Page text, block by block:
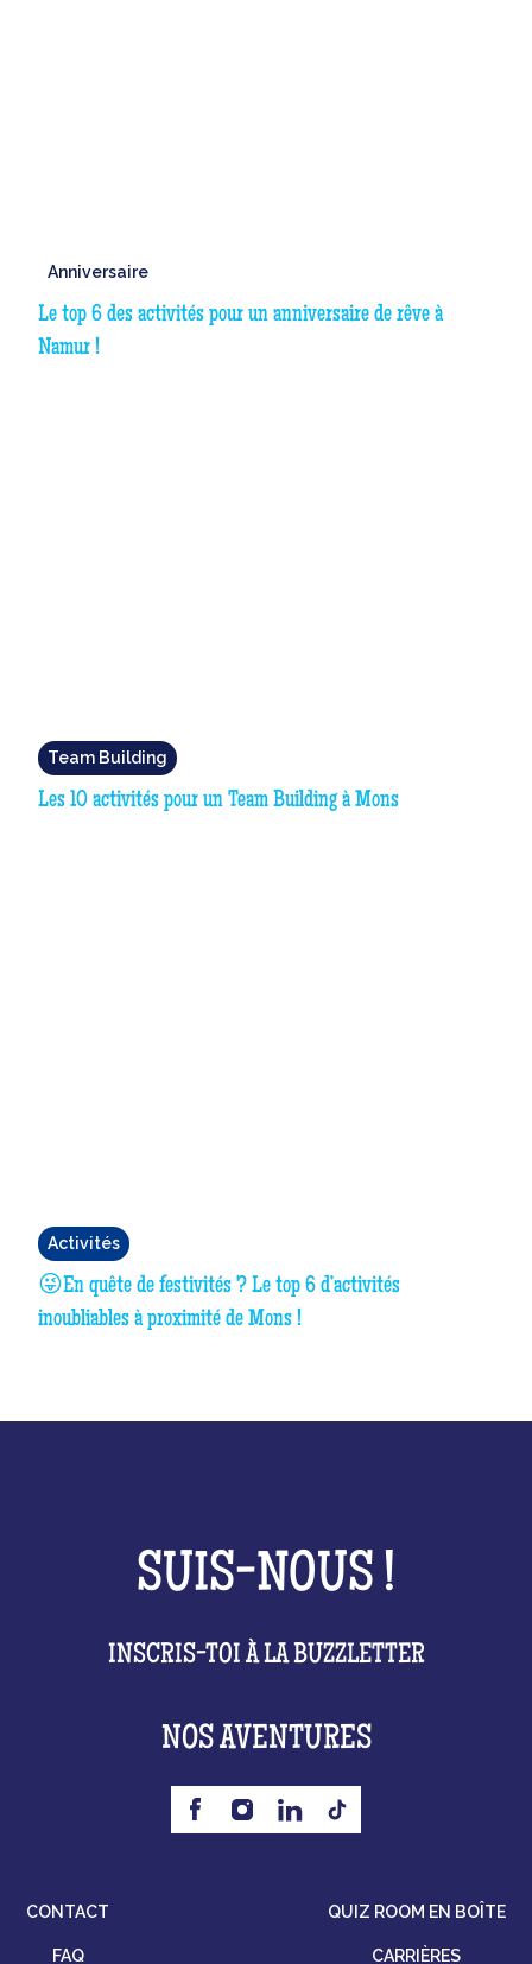
Anniversaire
Le top 6 des activités pour un anniversaire de rêve à
Namur !
Team Building
Les 10 activités pour un Team Building à Mons
Activités
😜En quête de festivités ? Le top 6 d’activités
inoubliables à proximité de Mons !
SUIS-NOUS !
INSCRIS-TOI À LA BUZZLETTER
NOS AVENTURES
CONTACT
FAQ
QUIZ ROOM EN BOÎTE
CARRIÈRES